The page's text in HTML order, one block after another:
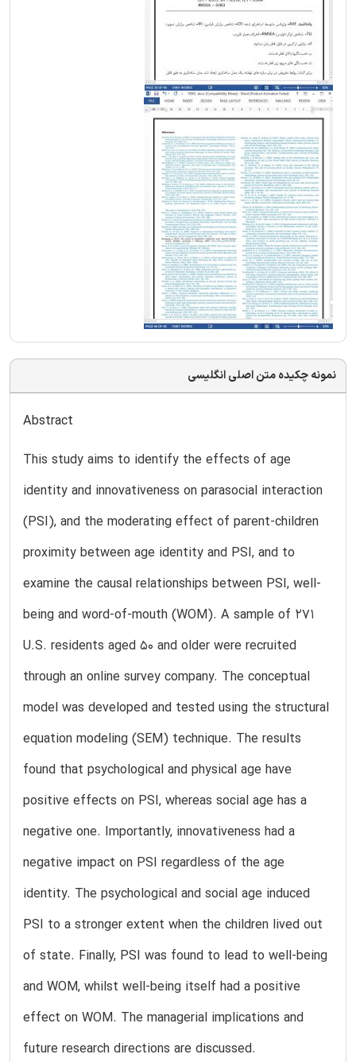
نمونه چکیده متن اصلی انگلیسی
Abstract
This study aims to identify the effects of age
identity and innovativeness on parasocial interaction
(PSI), and the moderating effect of parent-children
proximity between age identity and PSI, and to
examine the causal relationships between PSI, well-
being and word-of-mouth (WOM). A sample of 271
U.S. residents aged 50 and older were recruited
through an online survey company. The conceptual
model was developed and tested using the structural
equation modeling (SEM) technique. The results
found that psychological and physical age have
positive effects on PSI, whereas social age has a
negative one. Importantly, innovativeness had a
negative impact on PSI regardless of the age
identity. The psychological and social age induced
PSI to a stronger extent when the children lived out
of state. Finally, PSI was found to lead to well-being
and WOM, whilst well-being itself had a positive
effect on WOM. The managerial implications and
future research directions are discussed.